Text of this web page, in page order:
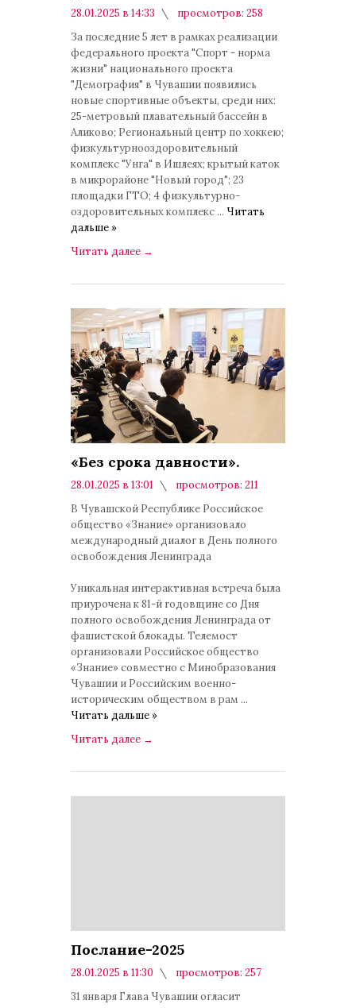
28.01.2025 в 14:33
просмотров: 258
За последние 5 лет в рамках реализации
федерального проекта "Спорт - норма
жизни" национального проекта
"Демография" в Чувашии появились
новые спортивные объекты, среди них:
25-метровый плавательный бассейн в
Аликово; Региональный центр по хоккею;
физкультурнооздоровительный
комплекс "Унга" в Ишлеях; крытый каток
в микрорайоне "Новый город"; 23
площадки ГТО; 4 физкультурно-
оздоровительных комплекс ... Читать
дальше »
Читать далее →
«Без срока давности».
28.01.2025 в 13:01
просмотров: 211
комментариев: 0
В Чувашской Республике Российское
общество «Знание» организовало
международный диалог в День полного
освобождения Ленинграда
Уникальная интерактивная встреча была
приурочена к 81-й годовщине со Дня
полного освобождения Ленинграда от
фашистской блокады. Телемост
организовали Российское общество
«Знание» совместно с Минобразования
Чувашии и Российским военно-
историческим обществом в рам ...
Читать дальше »
Читать далее →
Послание-2025
28.01.2025 в 11:30
просмотров: 257
31 января Глава Чувашии огласит